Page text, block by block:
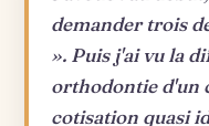
demander trois
». Puis j'ai vu la
orthodontie d'un
cotisation quasi